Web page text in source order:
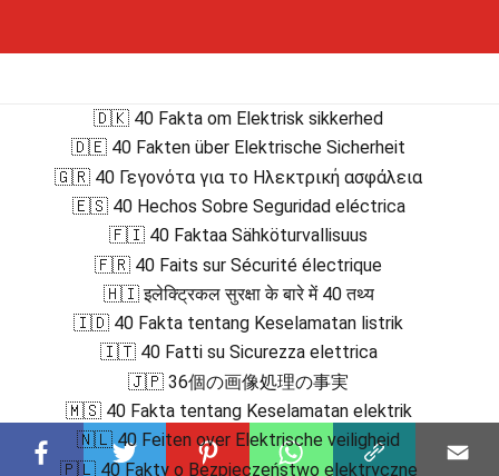
🇩🇰 40 Fakta om Elektrisk sikkerhed
🇩🇪 40 Fakten über Elektrische Sicherheit
🇬🇷 40 Γεγονότα για το Ηλεκτρική ασφάλεια
🇪🇸 40 Hechos Sobre Seguridad eléctrica
🇫🇮 40 Faktaa Sähköturvallisuus
🇫🇷 40 Faits sur Sécurité électrique
🇭🇮 इलेक्ट्रिकल सुरक्षा के बारे में 40 तथ्य
🇮🇩 40 Fakta tentang Keselamatan listrik
🇮🇹 40 Fatti su Sicurezza elettrica
🇯🇵 36個の画像処理の事実
🇲🇸 40 Fakta tentang Keselamatan elektrik
🇳🇱 40 Feiten over Elektrische veiligheid
🇵🇱 40 Fakty o Bezpieczeństwo elektryczne